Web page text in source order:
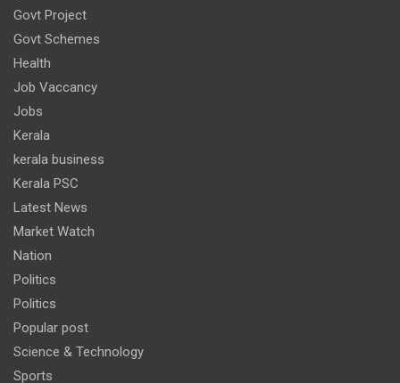
Govt Project
Govt Schemes
Health
Job Vaccancy
Jobs
Kerala
kerala business
Kerala PSC
Latest News
Market Watch
Nation
Politics
Politics
Popular post
Science & Technology
Sports